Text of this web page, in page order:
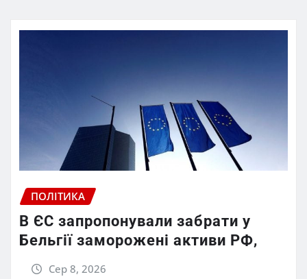
ПОЛІТИКА
В ЄС запропонували забрати у
Бельгії заморожені активи РФ,
Сер 8, 2026